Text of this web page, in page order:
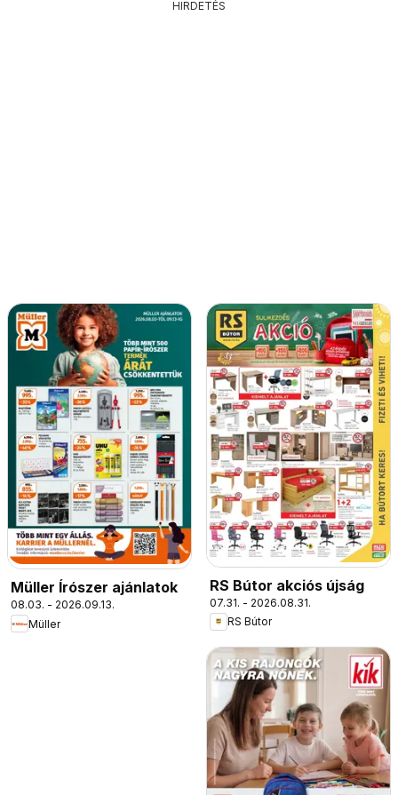
HIRDETÉS
Müller Írószer ajánlatok
08.03. - 2026.09.13.
Müller
RS Bútor akciós újság
07.31. - 2026.08.31.
RS Bútor